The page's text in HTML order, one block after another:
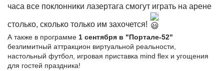
часа все поклонники лазертага смогут играть на арене
столько, сколько только им захочется!
А также в программе 1 сентября в "Портале-52"
безлимитный аттракцион виртуальной реальности,
настольный футбол, игровая приставка mind flex и угощения
для гостей праздника!